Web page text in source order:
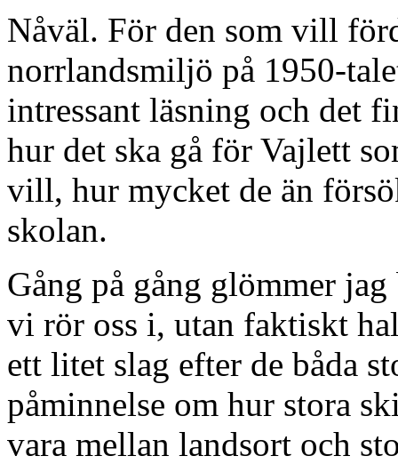
Nåväl. För den som vill
norrlandsmiljö på 1950-
intressant läsning och det
hur det ska gå för Vajlett
vill, hur mycket de än
skolan.
Gång på gång glömmer
vi rör oss i, utan faktiskt
ett litet slag efter de båda
påminnelse om hur stora
vara mellan landsort och